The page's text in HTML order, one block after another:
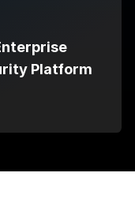
Platform